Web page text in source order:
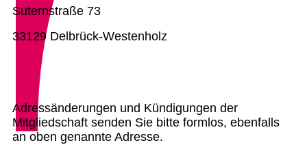
Suternstraße 73
33129 Delbrück-Westenholz
Adressänderungen und Kündigungen der
Mitgliedschaft senden Sie bitte formlos, ebenfalls
an oben genannte Adresse.